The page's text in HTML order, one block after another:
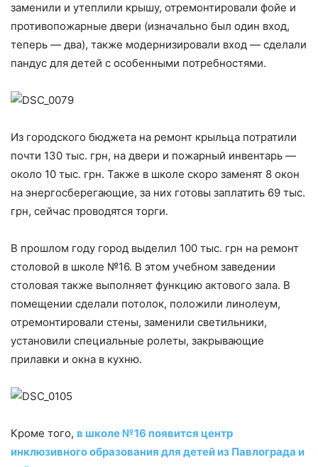
заменили и утеплили крышу, отремонтировали фойе и
противопожарные двери (изначально был один вход,
теперь — два), также модернизировали вход — сделали
пандус для детей с особенными потребностями.
Из городского бюджета на ремонт крыльца потратили
почти 130 тыс. грн, на двери и пожарный инвентарь —
около 10 тыс. грн. Также в школе скоро заменят 8 окон
на энергосберегающие, за них готовы заплатить 69 тыс.
грн, сейчас проводятся торги.
В прошлом году город выделил 100 тыс. грн на ремонт
столовой в школе №16. В этом учебном заведении
столовая также выполняет функцию актового зала. В
помещении сделали потолок, положили линолеум,
отремонтировали стены, заменили светильники,
установили специальные ролеты, закрывающие
прилавки и окна в кухню.
Кроме того, в школе №16 появится центр
инклюзивного образования для детей из Павлограда и